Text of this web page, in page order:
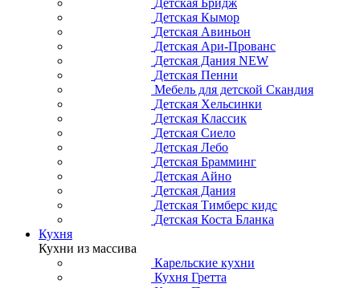
Детская Кымор
Детская Авиньон
Детская Ари-Прованс
Детская Дания NEW
Детская Пенни
Мебель для детской Скандия
Детская Хельсинки
Детская Классик
Детская Сиело
Детская Лебо
Детская Брамминг
Детская Айно
Детская Дания
Детская Тимберс кидс
Детская Коста Бланка
Кухня
Кухни из массива
Карельские кухни
Кухня Гретта